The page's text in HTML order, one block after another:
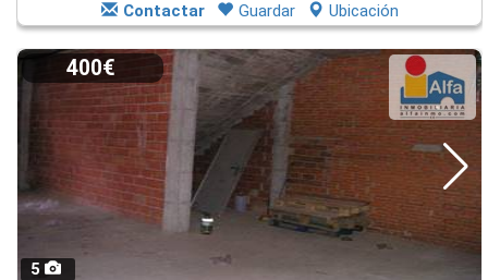
Contactar Guardar Ubicación
5
400€